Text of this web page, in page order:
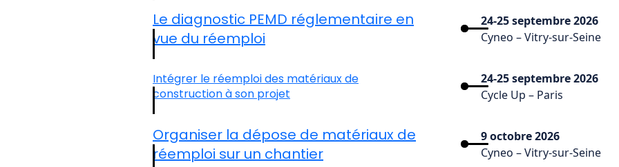
24-25 septembre 2026
Cyneo – Vitry-sur-Seine
Le diagnostic PEMD réglementaire en
vue du réemploi
24-25 septembre 2026
Cycle Up – Paris
Intégrer le réemploi des matériaux de
construction à son projet
9 octobre 2026
Cyneo – Vitry-sur-Seine
Organiser la dépose de matériaux de
réemploi sur un chantier